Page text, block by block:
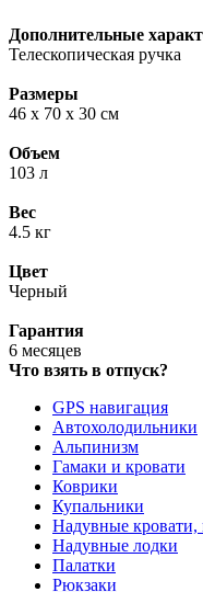
Дополнительные
Телескопическая ручка
Размеры
46 x 70 x 30 см
Объем
103 л
Вес
4.5 кг
Цвет
Черный
Гарантия
6 месяцев
Что взять в отпуск?
GPS навигация
Автохолодильники
Альпинизм
Гамаки и кровати
Коврики
Купальники
Надувные кровати,
Надувные лодки
Палатки
Рюкзаки